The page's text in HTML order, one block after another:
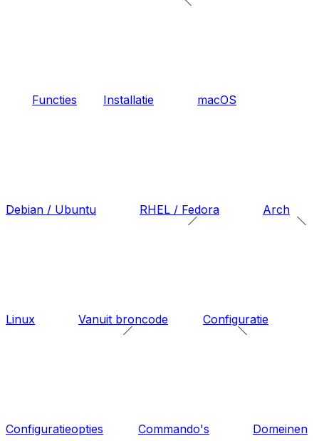
Functies Installatie macOS
Debian / Ubuntu RHEL / Fedora Arch
Linux Vanuit broncode Configuratie
Configuratieopties Commando's Domeinen